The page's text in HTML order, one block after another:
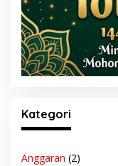
Kategori
Anggaran (2)